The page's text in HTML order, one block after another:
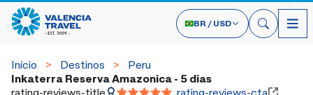
BR / USD
Início Destinos
Peru
Inkaterra Reserva Amazonica - 5 dias
rating-reviews-title
rating-reviews-cta